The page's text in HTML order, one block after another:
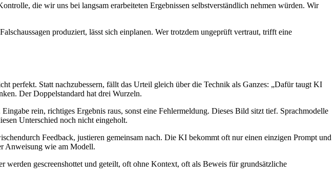
die wir uns bei langsam erarbeiteten Ergebnissen selbstverständlich nehmen würden. Wir
produziert, lässt sich einplanen. Wer trotzdem ungeprüft vertraut, trifft eine
perfekt. Statt nachzubessern, fällt das Urteil gleich über die Technik als Ganzes: „Dafür taugt KI
Der Doppelstandard hat drei Wurzeln.
rein, richtiges Ergebnis raus, sonst eine Fehlermeldung. Dieses Bild sitzt tief. Sprachmodelle
Unterschied noch nicht eingeholt.
Feedback, justieren gemeinsam nach. Die KI bekommt oft nur einen einzigen Prompt und
Anweisung wie am Modell.
gescreenshottet und geteilt, oft ohne Kontext, oft als Beweis für grundsätzliche